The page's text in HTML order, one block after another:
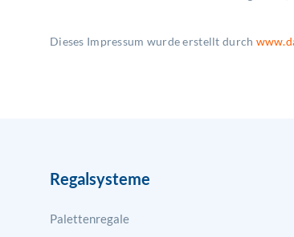
Dieses Impressum wurde erstellt durch
Regalsysteme
Palettenregale